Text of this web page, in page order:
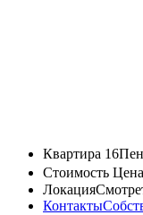
Квартира 16
Стоимость
Локация
Контакты